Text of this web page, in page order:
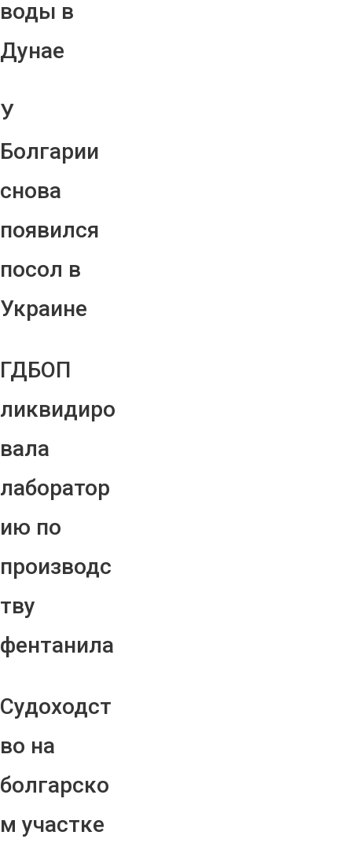
воды в
Дунае
У
Болгарии
снова
появился
посол в
Украине
ГДБОП
ликвидиро
вала
лаборатор
ию по
производс
тву
фентанила
Судоходст
во на
болгарско
м участке